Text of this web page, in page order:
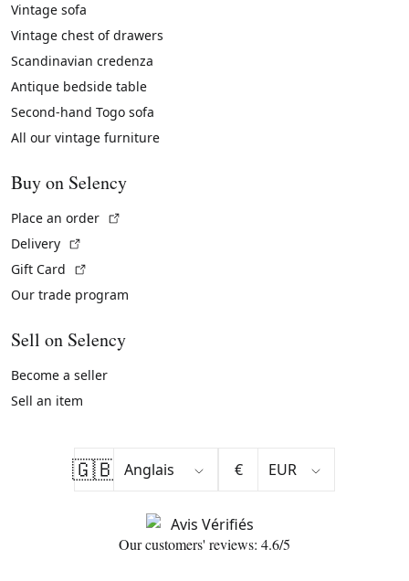
Vintage sofa
Vintage chest of drawers
Scandinavian credenza
Antique bedside table
Second-hand Togo sofa
All our vintage furniture
Buy on Selency
Place an order
Delivery
Gift Card
Our trade program
Sell on Selency
Become a seller
Sell an item
🇬🇧 €
Our customers' reviews: 4.6/5